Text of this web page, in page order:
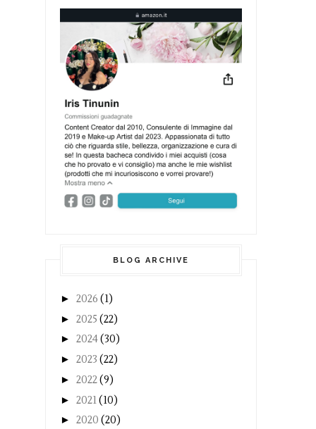
BLOG ARCHIVE
► 2026 (1)
► 2025 (22)
► 2024(30)
► 2023 (22)
► 2022(9)
► 2021(10)
► 2020 (20)